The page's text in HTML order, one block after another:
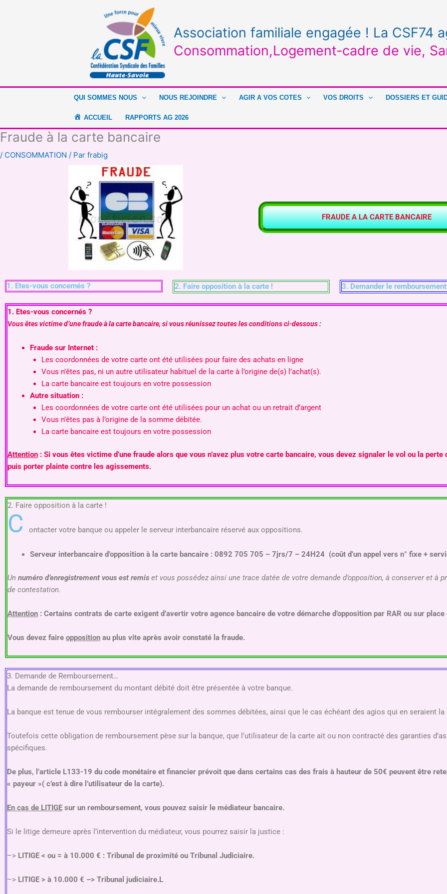
Association familiale engagée ! La CSF74
Consommation,Logement-cadre de vie,
QUI SOMMES NOUS NOUS REJOINDRE AGIR A VOS COTES VOS DROITS DOSSIERS ET
ACCUEIL RAPPORTS AG 2026
Fraude à la carte bancaire
/ CONSOMMATION / Par frabig
FRAUDE A LA CARTE BANCAIRE
1. Etes-vous concernés ? 2. Faire opposition à la carte ! 3. Demander le
1. Etes-vous concernés ?
Vous êtes victime d’une fraude à la carte bancaire, si vous réunissez toutes les conditions ci-dessous :
Fraude sur Internet :
Les coordonnées de votre carte ont été utilisées pour faire des achats en ligne
Vous n’êtes pas, ni un autre utilisateur habituel de la carte à l’origine de(s) l’achat(s).
La carte bancaire est toujours en votre possession
Autre situation :
Les coordonnées de votre carte ont été utilisées pour un achat ou un retrait d’argent
Vous n’êtes pas à l’origine de la somme débitée.
La carte bancaire est toujours en votre possession
Attention : Si vous êtes victime d’une fraude alors que vous n’avez plus votre carte bancaire, vous devez signaler le vol ou la perte
puis porter plainte contre les agissements.
2. Faire opposition à la carte !
C ontacter votre banque ou appeler le serveur interbancaire réservé aux oppositions.
Serveur interbancaire d’opposition à la carte bancaire : 0892 705 705 – 7jrs/7 – 24H24 (coût d’un appel vers n° fixe +
Un numéro d’enregistrement vous est remis et vous possédez ainsi une trace datée de votre demande d’opposition, à conserver et à
de contestation.
Attention : Certains contrats de carte exigent d’avertir votre agence bancaire de votre démarche d’opposition par RAR ou sur
Vous devez faire opposition au plus vite après avoir constaté la fraude.
3. Demande de Remboursement…
La demande de remboursement du montant débité doit être présentée à votre banque.
La banque est tenue de vous rembourser intégralement des sommes débitées, ainsi que le cas échéant des agios qui en seraient
Toutefois cette obligation de remboursement pèse sur la banque, que l’utilisateur de la carte ait ou non contracté des garanties
spécifiques.
De plus, l’article L133-19 du code monétaire et financier prévoit que dans certains cas des frais à hauteur de 50€ peuvent être
« payeur »( c’est à dire l’utilisateur de la carte).
En cas de LITIGE sur un remboursement, vous pouvez saisir le médiateur bancaire.
Si le litige demeure après l’intervention du médiateur, vous pourrez saisir la justice :
–> LITIGE < ou = à 10.000 € : Tribunal de proximité ou Tribunal Judiciaire.
–> LITIGE > à 10.000 € –> Tribunal judiciaire.L